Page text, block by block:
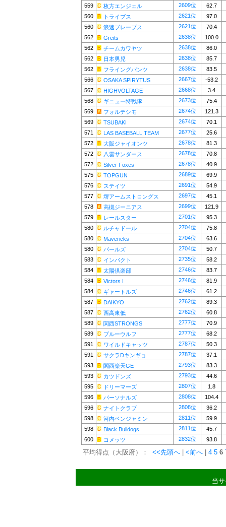
559
枚方エンジェル 2609位
62.7
560
トライブス 2621位
97.0
560
浪速ブレーブス 2621位
70.4
562
Greits 2638位
100.0
562
チームカワヤツ 2638位
86.0
562
日本男児 2638位
85.7
562
フライングパンツ 2638位
83.5
566
OSAKA SPIRYTUS 2667位
-53.2
567
HIGHVOLTAGE 2668位
3.4
568
ギニュー特戦隊 2673位
75.4
569
フォルテシモ 2674位
121.3
569
TSUBAKI 2674位
70.1
571
LAS BASEBALL TEAM 2677位
25.6
572
大阪ジャイオンツ 2678位
81.3
572
八雲サンダース 2678位
70.8
572
Silver Foxes 2678位
40.9
575
TOPGUN 2689位
69.9
576
ステイツ 2691位
54.9
577
堺アームストロングス 2697位
45.1
578
高槻ジーニアス 2699位
121.9
579
レールスター 2701位
95.3
580
ルチャドール 2704位
75.8
580
Mavericks 2704位
63.6
580
パールズ 2704位
50.7
583
インパクト 2735位
58.2
584
太陽倶楽部 2746位
83.7
584
Victors I 2746位
81.9
584
ギャートルズ 2746位
61.2
587
DAIKYO 2762位
89.3
587
西高東低 2762位
60.8
589
関西STRONGS 2777位
70.9
589
ブルーウルフ 2777位
68.2
591
ワイルドキャッツ 2787位
50.3
591
サクラDキンギョ 2787位
37.1
593
関西楽天GE 2793位
83.3
593
カツドンズ 2793位
44.6
595
ドリーマーズ 2807位
1.8
596
パーソナルズ 2808位
104.4
596
ナイトクラブ 2808位
36.2
598
河内ベンジャミン 2811位
59.9
598
Black Bulldogs 2811位
45.7
600
コメッツ 2832位 93.8
平均得点（大阪府）： <<先頭へ <前へ 4 5 6
当